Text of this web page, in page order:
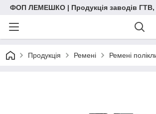
ФОП ЛЕМЕШКО | Продукція заводів ГТВ,
Продукція Ремені Ремені